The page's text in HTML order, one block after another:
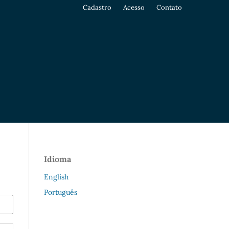
Cadastro Acesso Contato
Idioma
English
Português